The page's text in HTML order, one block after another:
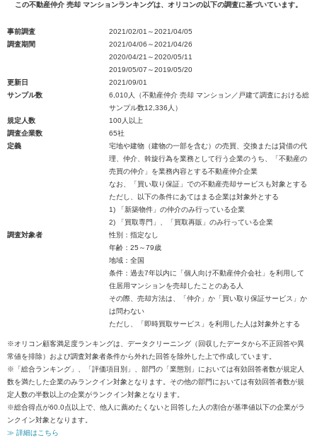
この不動産仲介 売却 マンションランキングは、オリコンの以下の調査に基づいています。
事前調査
2021/02/01～2021/04/05
調査期間
2021/04/06～2021/04/26
2020/04/21～2020/05/11
2019/05/07～2019/05/20
更新日
2021/09/01
サンプル数
6,010人（不動産仲介 売却 マンション／戸建て調査における総
サンプル数12,336人）
規定人数
100人以上
調査企業数
65社
定義
宅地や建物（建物の一部を含む）の売買、交換または貸借の代
理、仲介、斡旋行為を業務として行う企業のうち、「不動産の
売買の仲介」を業務内容とする不動産仲介企業
なお、「買い取り保証」での不動産売却サービスも対象とする
ただし、以下の条件にあてはまる企業は対象外とする
1) 「新築物件」の仲介のみ行っている企業
2) 「買取専門」、「買取再販」のみ行っている企業
調査対象者
性別：指定なし
年齢：25～79歳
地域：全国
条件：過去7年以内に「個人向け不動産仲介会社」を利用して
住居用マンションを売却したことのある人
その際、売却方法は、「仲介」か「買い取り保証サービス」か
は問わない
ただし、「即時買取サービス」を利用した人は対象外とする
※オリコン顧客満足度ランキングは、データクリーニング（回収したデータから不正回答や異
常値を排除）および調査対象者条件から外れた回答を除外した上で作成しています。
※「総合ランキング」、「評価項目別」、部門の「業態別」においては有効回答者数が規定人
数を満たした企業のみランクイン対象となります。その他の部門においては有効回答者数が規
定人数の半数以上の企業がランクイン対象となります。
※総合得点が60.0点以上で、他人に薦めたくないと回答した人の割合が基準値以下の企業がラ
ンクイン対象となります。
≫ 詳細はこちら